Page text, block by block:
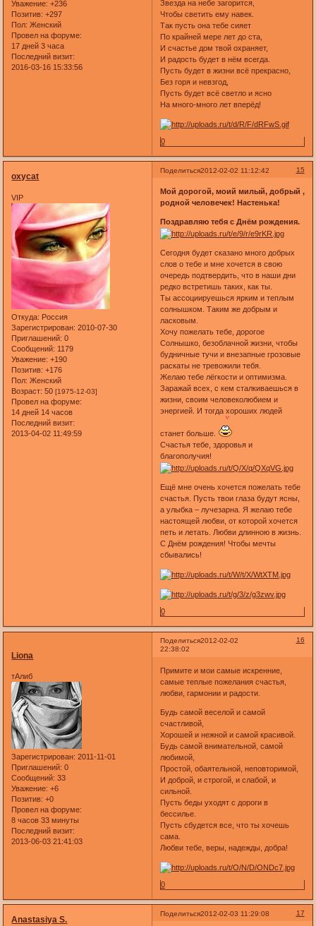
Уважение: +236
Позитив: +297
Пол: Женский
Провел на форуме:
17 дней 3 часа
Последний визит:
2016-03-16 15:33:56
Звезда на небе загорится,
Чтобы светить ему навек.
Так пусть она тебе сияет
По крайней мере лет до ста,
И счастье дом твой охраняет,
И радость будет в нём всегда.
Пусть будет в жизни всё прекрасно,
Без горя и невзгод,
Пусть будет всё светло и ясно
На много-много лет вперёд!
0
Поделиться 15
2012-02-02 11:12:42
oxycat
VIP
Откуда: Россия
Зарегистрирован: 2010-07-30
Приглашений: 0
Сообщений: 1179
Уважение: +190
Позитив: +176
Пол: Женский
Возраст: 50[1975-12-03]
Провел на форуме:
14 дней 14 часов
Последний визит:
2013-04-02 11:49:59
Мой дорогой, моий милый, добрый ,
родной человечек! Настенька!
Поздравляю тебя с Днём рождения.
Сегодня будет сказано много добрых
слов о тебе и мне хочется в свою
очередь подтвердить, что в наши дни
редко встретишь таких, как ты.
Ты ассоциируешься ярким и теплым
солнышком. Таким же добрым и
ласковым.
Хочу пожелать тебе, дорогое
Солнышко, безоблачной жизни, чтобы
будничные тучи и внезапные грозовые
раскаты не тревожили тебя.
Желаю тебе лёгкости и оптимизма.
Заражай всех, с кем сталкиваешься в
жизни, своим человеколюбием и
энергией. И тогда хороших людей
станет больше.
Счастья тебе, здоровья и
благополучия!
Ещё мне очень хочется пожелать тебе
счастья. Пусть твои глаза будут ясны,
а улыбка – лучезарна. Я желаю тебе
настоящей любви, от которой хочется
петь и летать. Любви длинною в жизнь.
С Днём рождения! Чтобы мечты
сбывались!
0
Поделиться 16
2012-02-02
22:38:02
Liona
тАлиб
Зарегистрирован: 2011-11-01
Приглашений: 0
Сообщений: 33
Уважение: +6
Позитив: +0
Провел на форуме:
8 часов 33 минуты
Последний визит:
2013-06-03 21:41:03
Примите и мои самые искренние,
самые теплые пожелания счастья,
любви, гармонии и радости.
Будь самой веселой и самой
счастливой,
Хорошей и нежной и самой красивой.
Будь самой внимательной, самой
любимой,
Простой, обаятельной, неповторимой,
И доброй, и строгой, и слабой, и
сильной.
Пусть беды уходят с дороги в
бессилье.
Пусть сбудется все, что ты хочешь
сама.
Любви тебе, веры, надежды, добра!
0
Поделиться 17
2012-02-03 11:29:08
Anastasiya S.